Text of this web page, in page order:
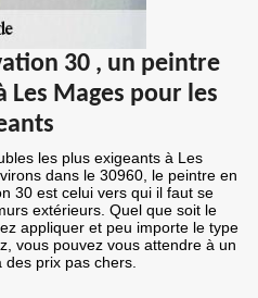
30 , un peintre
Les Mages pour les
les plus exigeants à Les
dans le 30960, le peintre en
30 est celui vers qui il faut se
extérieurs. Quel que soit le
appliquer et peu importe le type
vous pouvez vous attendre à un
prix pas chers.